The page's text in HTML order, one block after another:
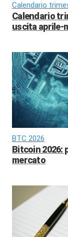
Calendario
Calendario
uscita aprile-
BTC 2026
Bitcoin 2026:
mercato